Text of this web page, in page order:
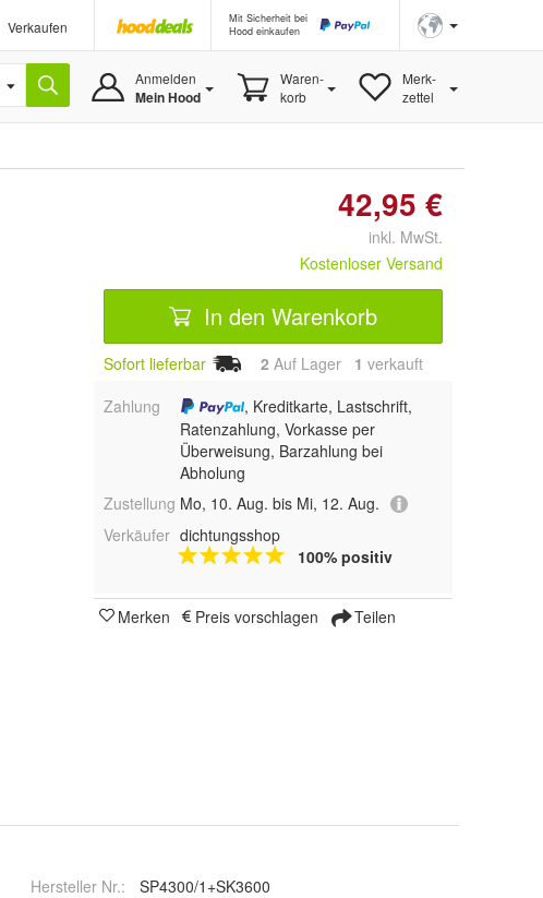
Verkaufen
Mit Sicherheit bei
Hood einkaufen
Anmelden
Mein Hood
Waren-
korb
Merk-
zettel
42,95 €
inkl. MwSt.
Kostenloser Versand
In den Warenkorb
Sofort lieferbar 2 Auf Lager 1 verkauft
Zahlung
, Kreditkarte, Lastschrift,
Ratenzahlung, Vorkasse per
Überweisung, Barzahlung bei
Abholung
Zustellung Mo, 10. Aug. bis Mi, 12. Aug.
Verkäufer dichtungsshop
100% positiv
Merken Preis vorschlagen Teilen
Hersteller Nr.: SP4300/1+SK3600